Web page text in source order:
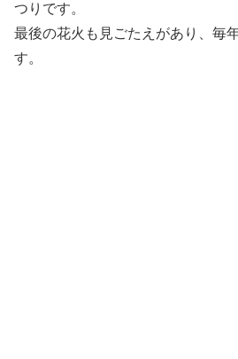
つりです。
最後の花火も見ごたえがあり、毎
す。